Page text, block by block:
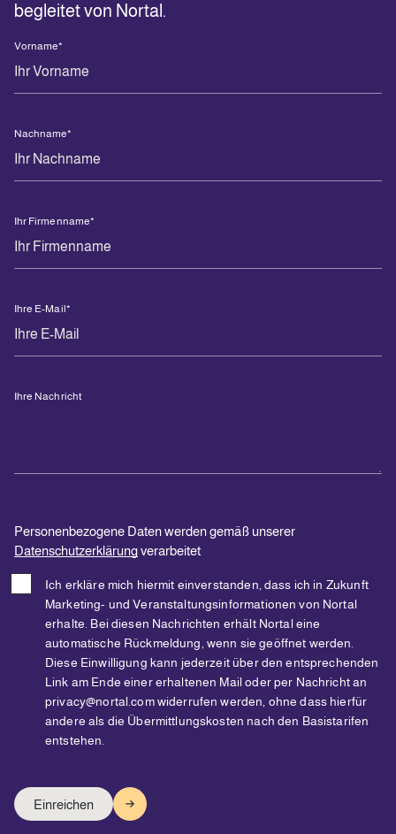
begleitet von Nortal.
Vorname*
Nachname*
Ihr Firmenname*
Ihre E-Mail*
Ihre Nachricht
Personenbezogene Daten werden gemäß unserer
Datenschutzerklärungverarbeitet
Ich erkläre mich hiermit einverstanden, dass ich in Zukunft
Marketing- und Veranstaltungsinformationen von Nortal
erhalte. Bei diesen Nachrichten erhält Nortal eine
automatische Rückmeldung, wenn sie geöffnet werden.
Diese Einwilligung kann jederzeit über den entsprechenden
Link am Ende einer erhaltenen Mail oder per Nachricht an
privacy@nortal.com widerrufen werden, ohne dass hierfür
andere als die Übermittlungskosten nach den Basistarifen
entstehen.